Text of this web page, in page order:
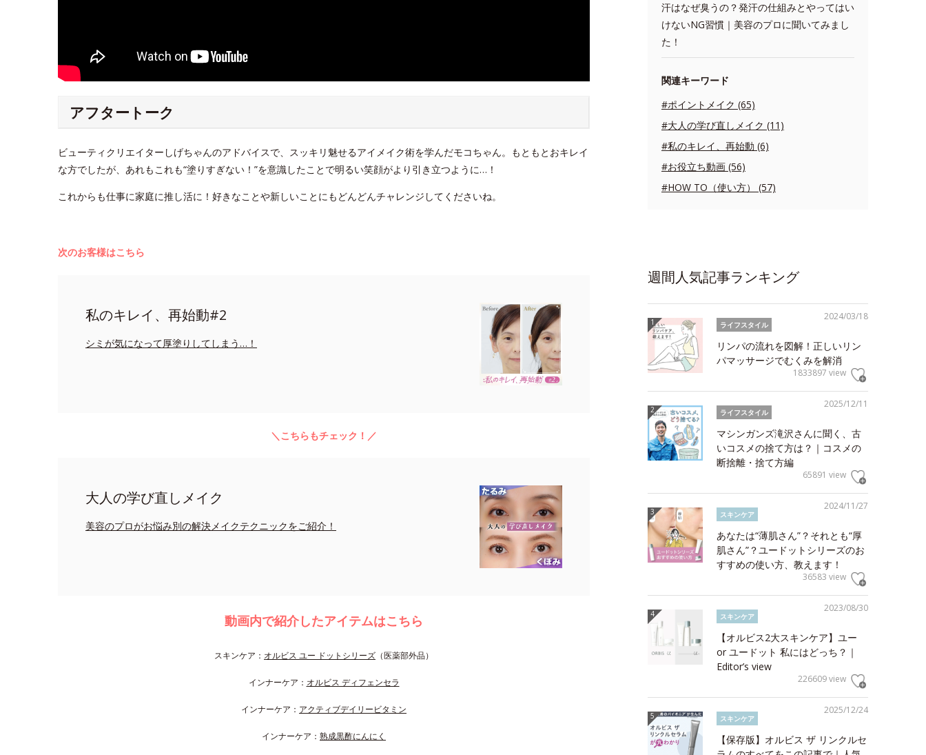
アフタートーク
ビューティクリエイターしげちゃんのアドバイスで、スッキリ魅せるアイメイク術を学んだモコちゃん。もともとおキレイ
な方でしたが、あれもこれも“塗りすぎない！”を意識したことで明るい笑顔がより引き立つように…！
これからも仕事に家庭に推し活に！好きなことや新しいことにもどんどんチャレンジしてくださいね。
次のお客様はこちら
私のキレイ、再始動#2
シミが気になって厚塗りしてしまう…！
＼こちらもチェック！／
大人の学び直しメイク
美容のプロがお悩み別の解決メイクテクニックをご紹介！
動画内で紹介したアイテムはこちら
スキンケア： オルビス ユー ドットシリーズ （医薬部外品）
インナーケア： オルビス ディフェンセラ
インナーケア： アクティブデイリービタミン
インナーケア： 熟成黒酢にんにく
汗はなぜ臭うの？発汗の仕組みとやってはい
けないNG習慣｜美容のプロに聞いてみまし
た！
関連キーワード
#ポイントメイク (65)
#大人の学び直しメイク (11)
#私のキレイ、再始動 (6)
#お役立ち動画 (56)
#HOW TO（使い方） (57)
週間人気記事ランキング
2024/03/18
ライフスタイル
リンパの流れを図解！正しいリン
パマッサージでむくみを解消
1833897 view
2025/12/11
ライフスタイル
マシンガンズ滝沢さんに聞く、古
いコスメの捨て方は？｜コスメの
断捨離・捨て方編
65891 view
2024/11/27
スキンケア
あなたは“薄肌さん”？それとも“厚
肌さん”？ユードットシリーズのお
すすめの使い方、教えます！
36583 view
2023/08/30
スキンケア
【オルビス2大スキンケア】ユー
or ユードット 私にはどっち？｜
Editor’s view
226609 view
2025/12/24
スキンケア
【保存版】オルビス ザ リンクルセ